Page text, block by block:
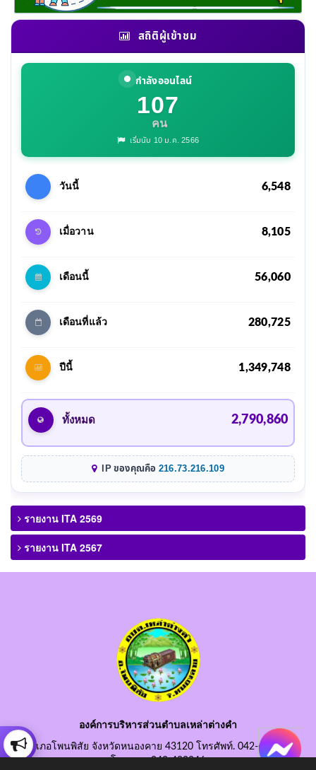
สถิติผู้เข้าชม
กำลังออนไลน์
107
คน
เริ่มนับ 10 ม.ค. 2566
วันนี้ 6,548
เมื่อวาน 8,105
เดือนนี้ 56,060
เดือนที่แล้ว 280,725
ปีนี้ 1,349,748
ทั้งหมด 2,790,860
IP ของคุณคือ 216.73.216.109
รายงาน ITA 2569
รายงาน ITA 2567
องค์การบริหารส่วนตำบลเหล่าต่างคำ
อำเภอโพนพิสัย จังหวัดหนองคาย 43120 โทรศัพท์. 042-490845
โทรสาร. 042-490846